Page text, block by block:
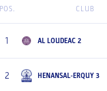
POS. CLUB
1 AL LOUDEAC 2
2 HENANSAL-ERQUY 3